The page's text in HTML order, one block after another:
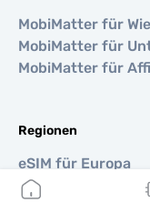
MobiMatter für
MobiMatter für
MobiMatter für
Regionen
eSIM für Europa
eSIM für Asien